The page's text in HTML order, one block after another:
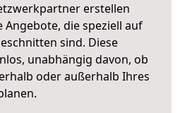
erstellen
die speziell auf
sind. Diese
unabhängig davon, ob
oder außerhalb Ihres